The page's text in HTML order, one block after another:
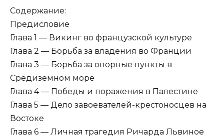
Содержание:
Предисловие
Глава 1 — Викинг во французской культуре
Глава 2 — Борьба за владения во Франции
Глава 3 — Борьба за опорные пункты в
Средиземном море
Глава 4 — Победы и поражения в Палестине
Глава 5 — Дело завоевателей-крестоносцев на
Востоке
Глава 6 — Личная трагедия Ричарда Львиное